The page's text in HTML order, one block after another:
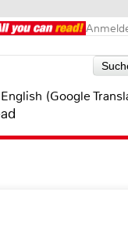
English (Google